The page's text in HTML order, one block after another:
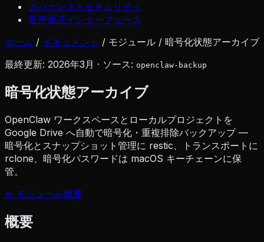
ガバナンスとセキュリティ
音声通話インターフェース
ホーム / ドキュメント / モジュール / 暗号化状態アーカイブ
最終更新: 2026年3月 · ソース: openclaw-backup
暗号化状態アーカイブ
OpenClaw ワークスペースとローカルプロジェクトを
Google Drive へ自動で暗号化・重複排除バックアップ —
暗号化とスナップショット管理に restic、トランスポートに
rclone、暗号化パスワードは macOS キーチェーンに保
管。
← モジュール概要
概要